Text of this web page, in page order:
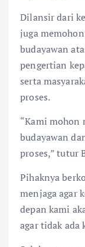
Dilansir dari
juga
budayawan
pengertian
serta
proses.
“Kami mohon
budayawan
proses,” tutur
Pihaknya
menjaga agar
depan kami
agar tidak ada